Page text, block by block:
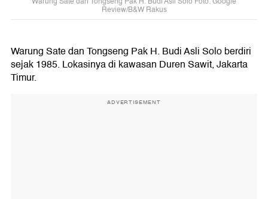
Review/B&W Rakus
Warung Sate dan Tongseng Pak H. Budi Asli Solo berdiri
sejak 1985. Lokasinya di kawasan Duren Sawit, Jakarta
Timur.
ADVERTISEMENT